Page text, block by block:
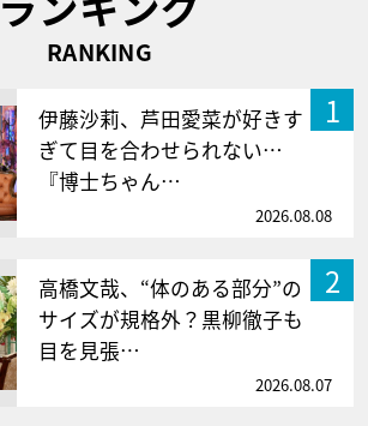
RANKING
1
伊藤沙莉、芦田愛菜が好きす
ぎて目を合わせられない…
『博士ちゃん…
2026.08.08
2
高橋文哉、“体のある部分”の
サイズが規格外？黒柳徹子も
目を見張…
2026.08.07